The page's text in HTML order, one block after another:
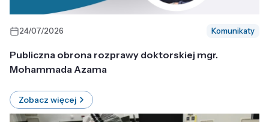
24/07/2026 Komunikaty
Publiczna obrona rozprawy doktorskiej mgr.
Mohammada Azama
Zobacz więcej